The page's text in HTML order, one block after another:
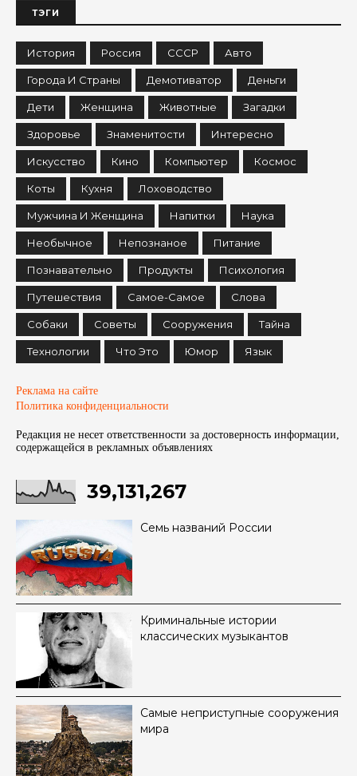
ТЭГИ
История Россия СССР Авто
Города И Страны Демотиватор Деньги
Дети Женщина Животные Загадки
Здоровье Знаменитости Интересно
Искусство Кино Компьютер Космос
Коты Кухня Лоховодство
Мужчина И Женщина Напитки Наука
Необычное Непознаное Питание
Познавательно Продукты Психология
Путешествия Самое-Самое Слова
Собаки Советы Сооружения Тайна
Технологии Что Это Юмор Язык
Реклама на сайте
Политика конфиденциальности
Редакция не несет ответственности за достоверность информации,
содержащейся в рекламных объявленияx
39,131,267
Семь названий России
Криминальные истории
классических музыкантов
Самые неприступные сооружения
мира